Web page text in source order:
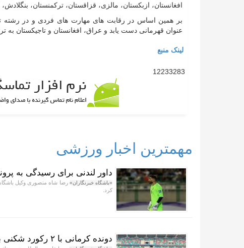
افغانستان، ازبکستان، مالزی، قزاقستان، ترکمنستان،
بر همین اساس در رقابت های مهارت های فردی و در رشته
عنوان قهرمانی دست یابد و عراق، افغانستان و تاجیکستان
لینک منبع
12233283
مهمترین اخبار ورزشی
داور لندنی برای رسیدگی به
«باشگاه خبرنگاران» رضا شاه منصوری وکیل باشگاه
کرد.
دونده کرمانی با ۲ رکورد شکنی برترین ورزشکار جام شد